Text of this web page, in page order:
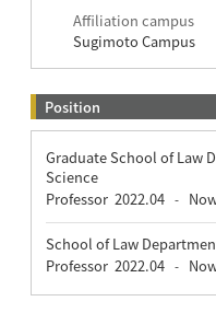
Affiliation campus
Sugimoto Campus
Position
Graduate School of Law
Science
Professor 2022.04 -
School of Law
Professor 2022.04 -